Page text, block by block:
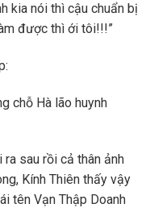
kia nói thì cậu chuẩn bị
được thì ới tôi!!!”
chỗ Hà lão huynh
ra sau rồi cả thân ảnh
Kính Thiên thấy vậy
tên Vạn Thập Doanh